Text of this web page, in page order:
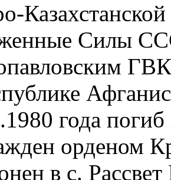
Силы
года
орденом
в с.